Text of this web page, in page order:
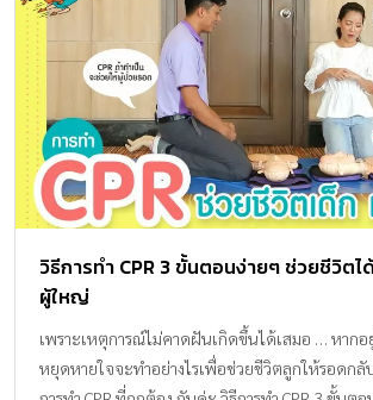
วิธีการทำ CPR 3 ขั้นตอนง่ายๆ ช่วยชีวิตไ
ผู้ใหญ่
เพราะเหตุการณ์ไม่คาดฝันเกิดขึ้นได้เสมอ … หากอ
หยุดหายใจจะทำอย่างไรเพื่อช่วยชีวิตลูกให้รอดกลั